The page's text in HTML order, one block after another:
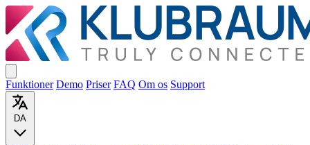
Funktioner Demo Priser FAQ Om os Support
DA